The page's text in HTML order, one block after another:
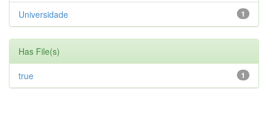
1
Universidade
Has File(s)
1
true